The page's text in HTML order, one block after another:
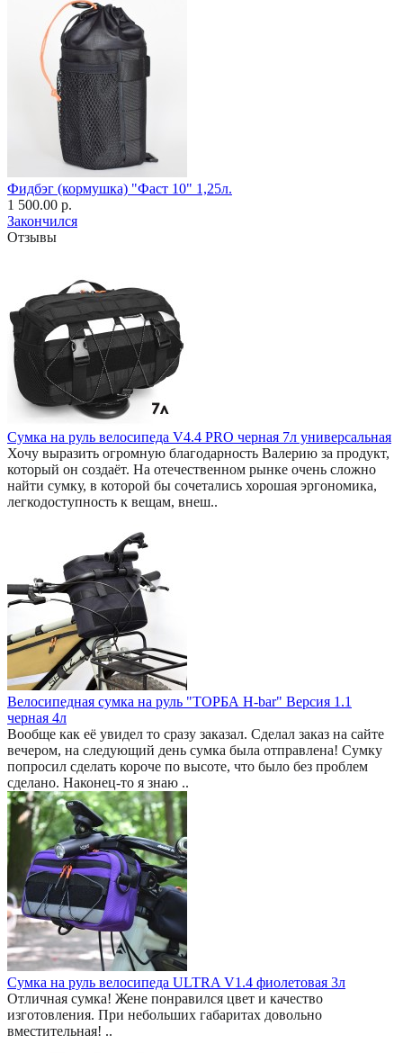
Фидбэг (кормушка) "Фаст 10" 1,25л.
1 500.00 р.
Закончился
Отзывы
Сумка на руль велосипеда V4.4 PRO черная 7л универсальная
Хочу выразить огромную благодарность Валерию за продукт,
который он создаёт. На отечественном рынке очень сложно
найти сумку, в которой бы сочетались хорошая эргономика,
легкодоступность к вещам, внеш..
Велосипедная сумка на руль "ТОРБА H-bar" Версия 1.1
черная 4л
Вообще как её увидел то сразу заказал. Сделал заказ на сайте
вечером, на следующий день сумка была отправлена! Сумку
попросил сделать короче по высоте, что было без проблем
сделано. Наконец-то я знаю ..
Сумка на руль велосипеда ULTRA V1.4 фиолетовая 3л
Отличная сумка! Жене понравился цвет и качество
изготовления. При небольших габаритах довольно
вместительная! ..